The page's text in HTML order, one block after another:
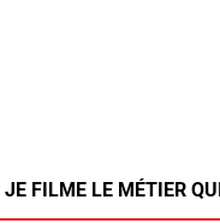
JE FILME LE MÉTIER